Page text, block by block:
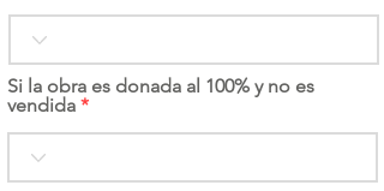
Si la obra es donada al 100% y no es
vendida